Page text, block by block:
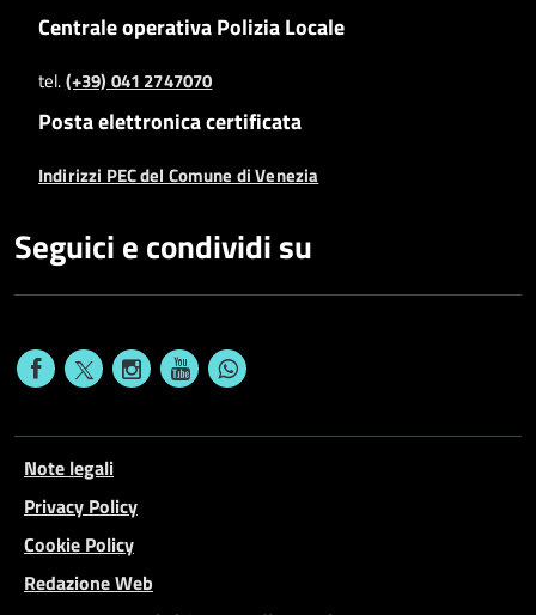
Centrale operativa Polizia Locale
tel.(+39) 041 2747070
Posta elettronica certificata
Indirizzi PEC del Comune di Venezia
Seguici e condividi su
Note legali
Privacy Policy
Cookie Policy
Redazione Web